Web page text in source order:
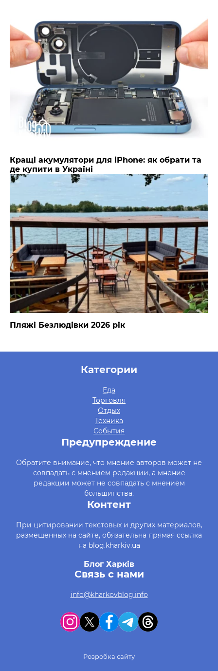
Кращі акумулятори для iPhone: як обрати та
де купити в Україні
Пляжі Безлюдівки 2026 рік
Категории
Еда
Торговля
Отдых
Техника
События
Предупреждение
Обратите внимание, что мнение авторов может не
совпадать с мнением редакции, а мнение
редакции может не совпадать с мнением
большинства.
Контент
При цитировании текстовых и других материалов,
размещенных на сайте, обязательна прямая ссылка
на blog.kharkiv.ua
Блог Харків
Связь с нами
info@kharkovblog.info
Розробка сайту